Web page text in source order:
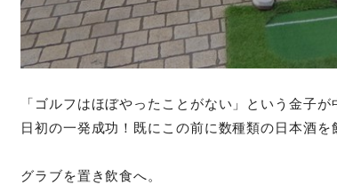
「ゴルフはほぼやったことがない」という金子
日初の一発成功！既にこの前に数種類の日本酒
グラブを置き飲食へ。